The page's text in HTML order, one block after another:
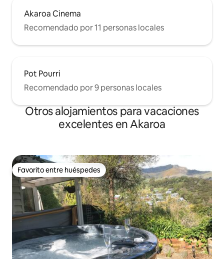
Akaroa Cinema
Recomendado por 11 personas locales
Pot Pourri
Recomendado por 9 personas locales
Otros alojamientos para vacaciones
excelentes en Akaroa
Favorito entre huéspedes
Favorito entre huéspedes